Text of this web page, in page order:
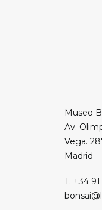
Museo
Av.
Vega.
Madrid
T. +34